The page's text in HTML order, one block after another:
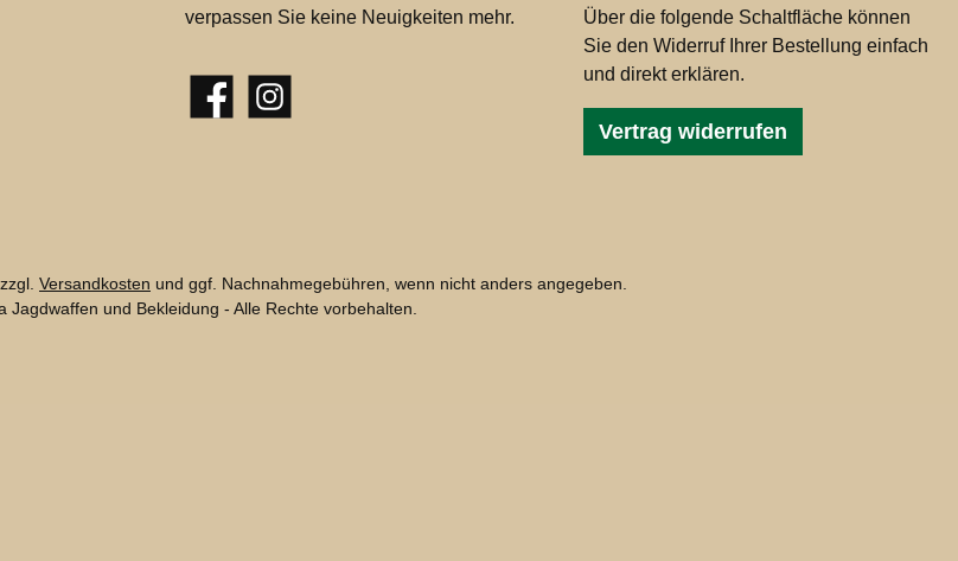
verpassen Sie keine Neuigkeiten mehr.
FacebookInstagram
Über die folgende Schaltfläche können
Sie den Widerruf Ihrer Bestellung einfach
und direkt erklären.
Vertrag widerrufen
Versandkosten und ggf. Nachnahmegebühren, wenn nicht anders angegeben.
Jagdwaffen und Bekleidung - Alle Rechte vorbehalten.